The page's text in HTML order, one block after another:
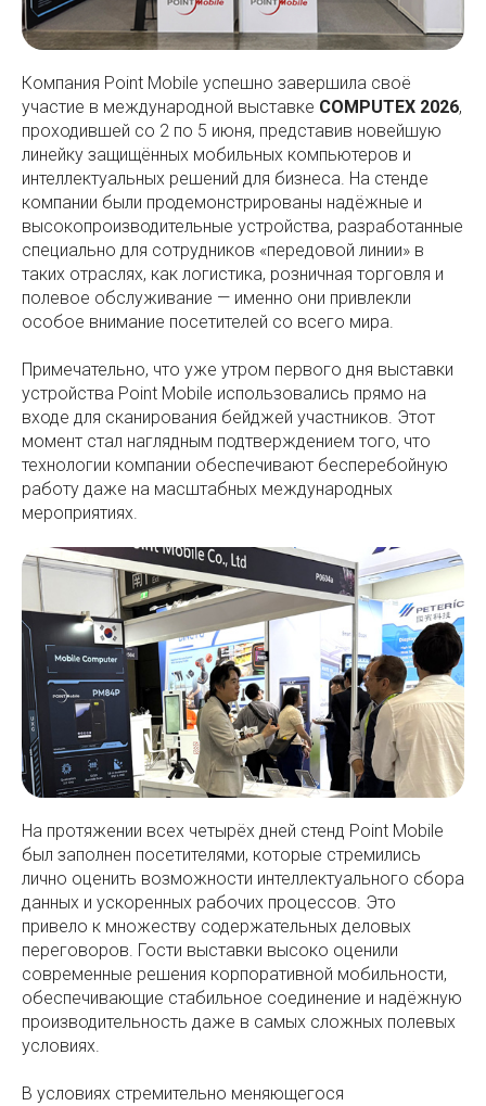
Компания Point Mobile успешно завершила своё
участие в международной выставке COMPUTEX 2026,
проходившей со 2 по 5 июня, представив новейшую
линейку защищённых мобильных компьютеров и
интеллектуальных решений для бизнеса. На стенде
компании были продемонстрированы надёжные и
высокопроизводительные устройства, разработанные
специально для сотрудников «передовой линии» в
таких отраслях, как логистика, розничная торговля и
полевое обслуживание — именно они привлекли
особое внимание посетителей со всего мира.
Примечательно, что уже утром первого дня выставки
устройства Point Mobile использовались прямо на
входе для сканирования бейджей участников. Этот
момент стал наглядным подтверждением того, что
технологии компании обеспечивают бесперебойную
работу даже на масштабных международных
мероприятиях.
На протяжении всех четырёх дней стенд Point Mobile
был заполнен посетителями, которые стремились
лично оценить возможности интеллектуального сбора
данных и ускоренных рабочих процессов. Это
привело к множеству содержательных деловых
переговоров. Гости выставки высоко оценили
современные решения корпоративной мобильности,
обеспечивающие стабильное соединение и надёжную
производительность даже в самых сложных полевых
условиях.
В условиях стремительно меняющегося